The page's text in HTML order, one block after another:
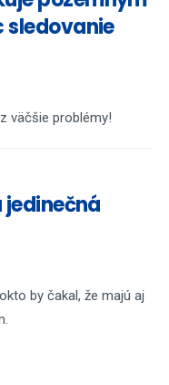
sledovanie
väčšie problémy!
by čakal, že majú aj